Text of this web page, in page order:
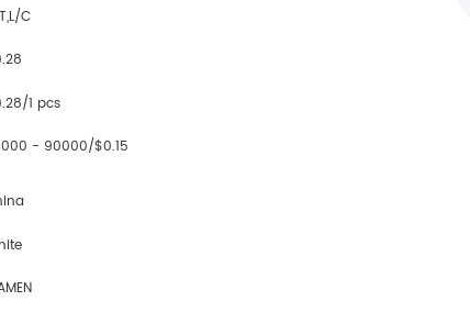
C
1 pcs
- 90000/$0.15